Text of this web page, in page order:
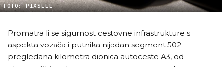
FOTO: PIXSELL
Promatra li se sigurnost cestovne infrastrukture s
aspekta vozača i putnika nijedan segment 502
pregledana kilometra dionica autoceste A3, od